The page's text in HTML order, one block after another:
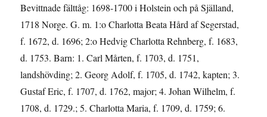
Bevittnade fälttåg: 1698-1700 i Holstein och på Själland,
1718 Norge. G. m. 1:o Charlotta Beata Hård af Segerstad,
f. 1672, d. 1696; 2:o Hedvig Charlotta Rehnberg, f. 1683,
d. 1753. Barn: 1. Carl Mårten, f. 1703, d. 1751,
landshövding; 2. Georg Adolf, f. 1705, d. 1742, kapten; 3.
Gustaf Eric, f. 1707, d. 1762, major; 4. Johan Wilhelm, f.
1708, d. 1729.; 5. Charlotta Maria, f. 1709, d. 1759; 6.